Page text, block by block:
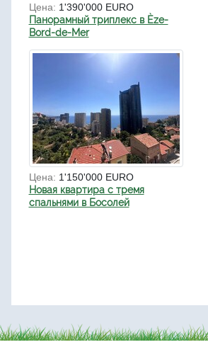
Цена: 1'390'000 EURO
Панорамный триплекс в Èze-
Bord-de-Mer
Цена: 1'150'000 EURO
Новая квартира с тремя
спальнями в Босолей